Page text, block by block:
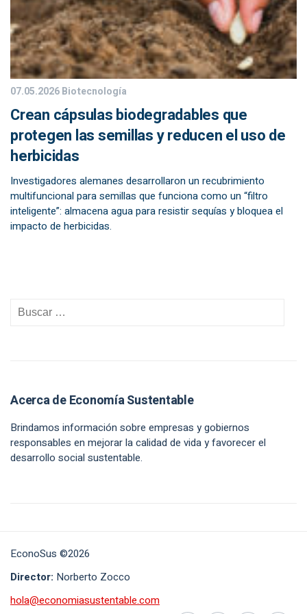
07.05.2026Biotecnología
Crean cápsulas biodegradables que
protegen las semillas y reducen el uso de
herbicidas
Investigadores alemanes desarrollaron un recubrimiento
multifuncional para semillas que funciona como un “filtro
inteligente”: almacena agua para resistir sequías y bloquea el
impacto de herbicidas.
Acerca de Economía Sustentable
Brindamos información sobre empresas y gobiernos
responsables en mejorar la calidad de vida y favorecer el
desarrollo social sustentable.
EconoSus ©2026
Director: Norberto Zocco
hola@economiasustentable.com